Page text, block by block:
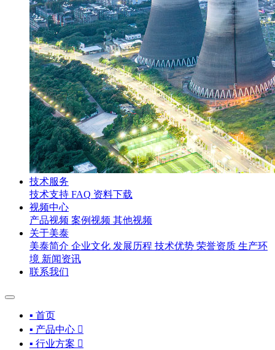
技术服务
技术支持 FAQ 资料下载
视频中心
产品视频 案例视频 其他视频
关于美泰
美泰简介 企业文化 发展历程 技术优势 荣誉资质 生产环
境 新闻资讯
联系我们
▪ 首页
▪ 产品中心 
▪ 行业方案 